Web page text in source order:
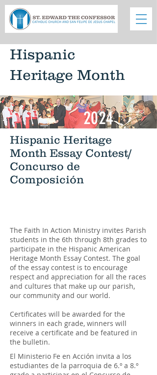
Hispanic
Heritage Month
2024
Hispanic Heritage
Month Essay Contest/
Concurso de
Composición
The Faith In Action Ministry invites Parish
students in the 6th through 8th grades to
participate in the Hispanic American
Heritage Month Essay Contest. The goal
of the essay contest is to encourage
respect and appreciation for all the races
and cultures that make up our parish,
our community and our world.
Certificates will be awarded for the
winners in each grade, winners will
receive a certificate and be featured in
the bulletin.
El Ministerio Fe en Acción invita a los
estudiantes de la parroquia de 6.º a 8.º